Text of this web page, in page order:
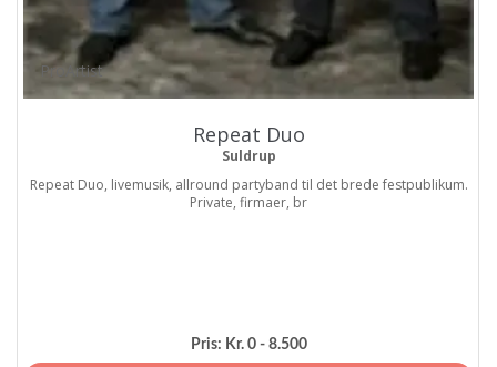
ProArtist
Repeat Duo
Suldrup
Repeat Duo, livemusik, allround partyband til det brede festpublikum.
Private, firmaer, br
Pris: Kr. 0 - 8.500